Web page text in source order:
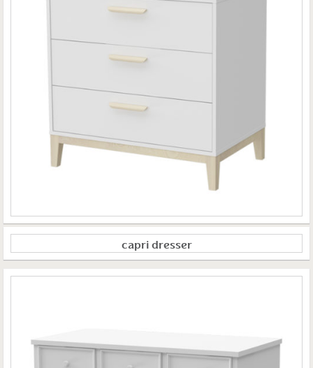
capri dresser